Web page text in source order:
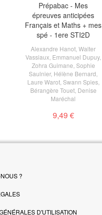
Prépabac - Mes
épreuves anticipées
Français et Maths + mes
spé - 1ere STI2D
Alexandre Hanot Walter
Vassiaux Emmanuel Dupuy,
Zohra Guimane Sophie
Saulnier, Hélène Bernard
Laure Warot, Swann Spies,
Bérangère Touet, Denise
Maréchal
9,49 €
?
D'UTILISATION